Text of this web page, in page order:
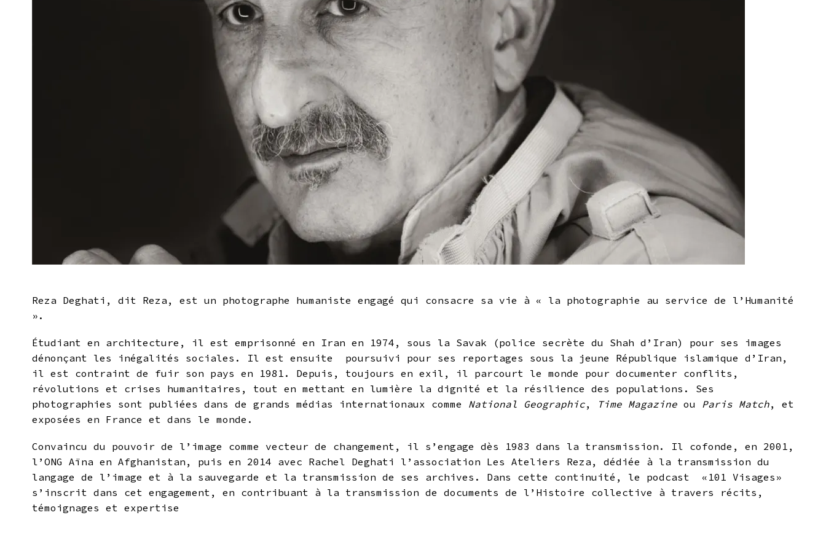
Reza Deghati, dit Reza, est un photographe humaniste engagé qui consacre sa vie à « la photographie au service de l’Humanité
».
Étudiant en architecture, il est emprisonné en Iran en 1974, sous la Savak (police secrète du Shah d’Iran) pour ses images
dénonçant les inégalités sociales. Il est ensuite poursuivi pour ses reportages sous la jeune République islamique d’Iran,
il est contraint de fuir son pays en 1981. Depuis, toujours en exil, il parcourt le monde pour documenter conflits,
révolutions et crises humanitaires, tout en mettant en lumière la dignité et la résilience des populations. Ses
photographies sont publiées dans de grands médias internationaux comme National Geographic, Time Magazine ou Paris Match, et
exposées en France et dans le monde.
Convaincu du pouvoir de l’image comme vecteur de changement, il s’engage dès 1983 dans la transmission. Il cofonde, en 2001,
l’ONG Aïna en Afghanistan, puis en 2014 avec Rachel Deghati l’association Les Ateliers Reza, dédiée à la transmission du
langage de l’image et à la sauvegarde et la transmission de ses archives. Dans cette continuité, le podcast «101 Visages»
s’inscrit dans cet engagement, en contribuant à la transmission de documents de l’Histoire collective à travers récits,
témoignages et expertise